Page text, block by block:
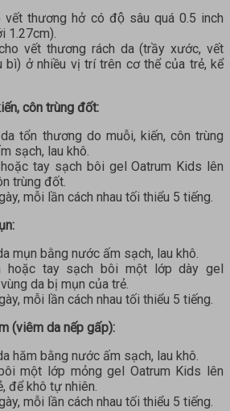
vết thương hở có độ sâu quá 0.5 inch
1.27cm).
vết thương rách da (trầy xước, vết
bì) ở nhiều vị trí trên cơ thể của trẻ, kể
côn trùng đốt:
tổn thương do muỗi, kiến, côn trùng
sạch, lau khô.
tay sạch bôi gel Oatrum Kids lên
trùng đốt.
mỗi lần cách nhau tối thiểu 5 tiếng.
mụn bằng nước ấm sạch, lau khô.
hoặc tay sạch bôi một lớp dày gel
da bị mụn của trẻ.
mỗi lần cách nhau tối thiểu 5 tiếng.
(viêm da nếp gấp):
hăm bằng nước ấm sạch, lau khô.
một lớp mỏng gel Oatrum Kids lên
để khô tự nhiên.
mỗi lần cách nhau tối thiểu 5 tiếng.